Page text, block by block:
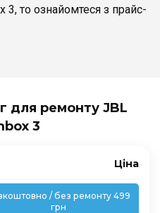
3, то ознайомтеся з прайс-
для ремонту JBL
3
Ціна
/ без ремонту 499
грн